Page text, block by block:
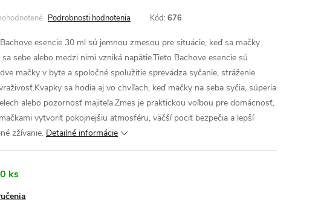
Podrobnosti hodnotenia Kód: 676
esencie 30 ml sú jemnou zmesou pre situácie, keď sa mačky
sebe alebo medzi nimi vzniká napätie.Tieto Bachove esencie sú
mačky v byte a spoločné spolužitie sprevádza syčanie, stráženie
sa hodia aj vo chvíľach, keď mačky na seba syčia, súperia
alebo pozornosť majiteľa.Zmes je praktickou voľbou pre domácnosť,
vytvoriť pokojnejšiu atmosféru, väčší pocit bezpečia a lepší
zžívanie. Detailné informácie
ks